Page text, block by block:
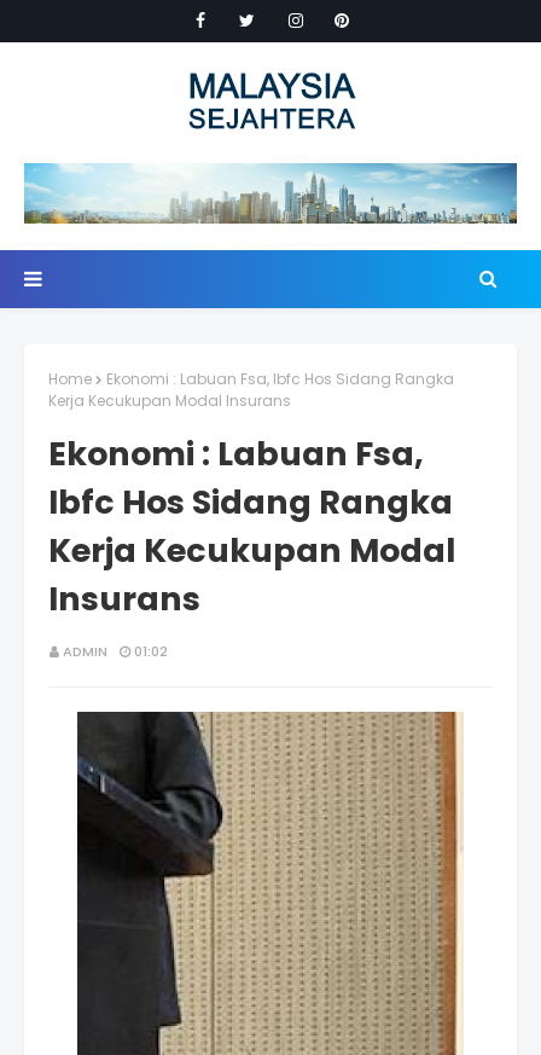
Home
Ekonomi : Labuan Fsa, Ibfc Hos Sidang Rangka
Kerja Kecukupan Modal Insurans
Ekonomi : Labuan Fsa,
Ibfc Hos Sidang Rangka
Kerja Kecukupan Modal
Insurans
ADMIN 01:02